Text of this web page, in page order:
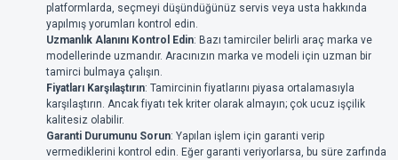
platformlarda, seçmeyi düşündüğünüz servis veya usta hakkında
yapılmış yorumları kontrol edin.
Uzmanlık Alanını Kontrol Edin: Bazı tamirciler belirli araç marka ve
modellerinde uzmandır. Aracınızın marka ve modeli için uzman bir
tamirci bulmaya çalışın.
Fiyatları Karşılaştırın: Tamircinin fiyatlarını piyasa ortalamasıyla
karşılaştırın. Ancak fiyatı tek kriter olarak almayın; çok ucuz işçilik
kalitesiz olabilir.
Garanti Durumunu Sorun: Yapılan işlem için garanti verip
vermediklerini kontrol edin. Eğer garanti veriyorlarsa, bu süre zarfında